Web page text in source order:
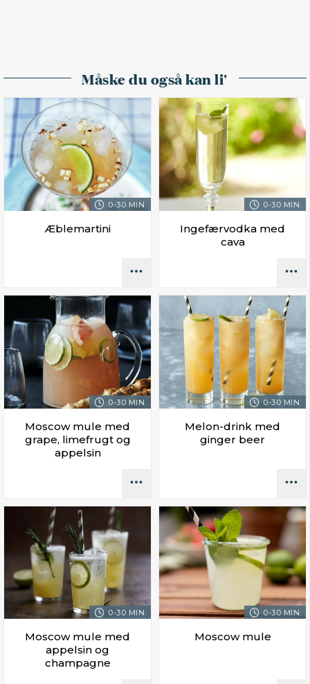
Måske du også kan li'
0-30 MIN.
Æblemartini
0-30 MIN.
Ingefærvodka med
cava
0-30 MIN.
Moscow mule med
grape, limefrugt og
appelsin
0-30 MIN.
Melon-drink med
ginger beer
0-30 MIN.
Moscow mule med
appelsin og
champagne
0-30 MIN.
Moscow mule